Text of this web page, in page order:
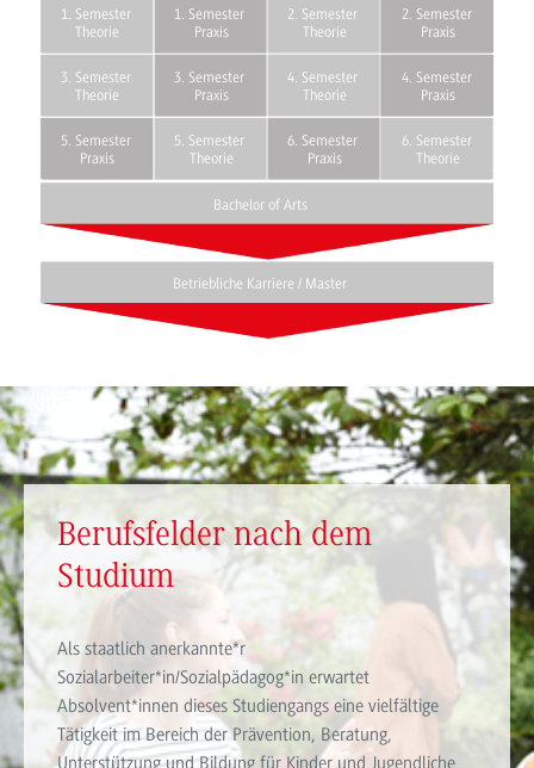
Bachelor of Arts
Betriebliche Karriere / Master
1. Semester
Theorie
3. Semester
Theorie
5. Semester
Praxis
1. Semester
Praxis
3. Semester
Praxis
5. Semester
Theorie
2. Semester
Theorie
4. Semester
Theorie
6. Semester
Praxis
2. Semester
Praxis
4. Semester
Praxis
6. Semester
Theorie
Berufsfelder nach dem
Studium
Als staatlich anerkannte*r
Sozialarbeiter*in/Sozialpädagog*in erwartet
Absolvent*innen dieses Studiengangs eine vielfältige
Tätigkeit im Bereich der Prävention, Beratung,
Unterstützung und Bildung für Kinder und Jugendliche